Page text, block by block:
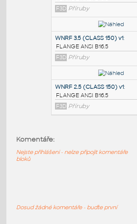
SORF 1.5 (CLASS 150)
FLANGE ANSI B16.5
F3D Příruby
WNRF 5 (CLASS 150) v1
FLANGE ANSI B16.5
F3D Příruby
F3D Příruby
F3D Příruby
Komentáře:
Nejste přihlášeni - nelze připojit komentáře
bloků
Dosud žádné komentáře - buďte první